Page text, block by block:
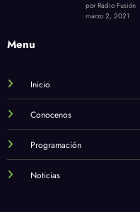
por Radio Fusión
marzo 2, 2021
Menu
Inicio
Conocenos
Programación
Noticias